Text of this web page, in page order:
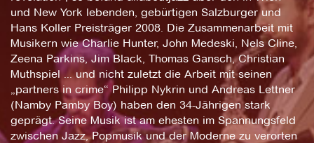
und New York lebenden, gebürtigen Salzburger und
Hans Koller Preisträger 2008. Die Zusammenarbeit mit
Musikern wie Charlie Hunter, John Medeski, Nels Cline,
Zeena Parkins, Jim Black, Thomas Gansch, Christian
Muthspiel ... und nicht zuletzt die Arbeit mit seinen
„partners in crime“ Philipp Nykrin und Andreas Lettner
(Namby Pamby Boy) haben den 34-Jährigen stark
geprägt. Seine Musik ist am ehesten im Spannungsfeld
zwischen Jazz, Popmusik und der Moderne zu verorten